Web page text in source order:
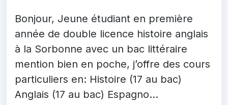
Bonjour, Jeune étudiant en première
année de double licence histoire anglais
à la Sorbonne avec un bac littéraire
mention bien en poche, j’offre des cours
particuliers en: Histoire (17 au bac)
Anglais (17 au bac) Espagno...